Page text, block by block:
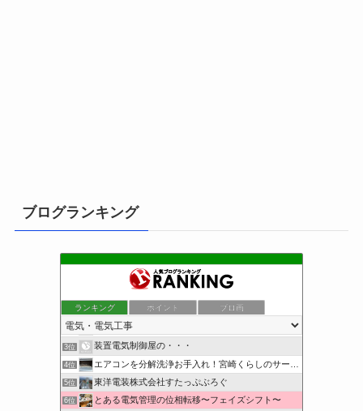
ブログランキング
ランキング ポイント ブロ画
小さな引越し屋と電気工事屋の奮闘記
2位 クリーンライフ始めまして
3位 装置電気制御屋の・・・
4位 エアコンを分解洗浄お手入れ！宮崎くらしのサービス
5位 東洋電装株式会社すたっぷぶろぐ
6位 とある電気管理の位相転移〜フェイズシフト〜